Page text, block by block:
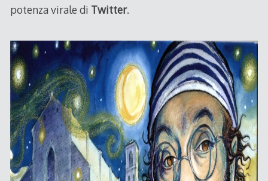
potenza virale di Twitter.